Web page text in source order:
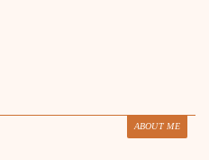
ABOUT ME